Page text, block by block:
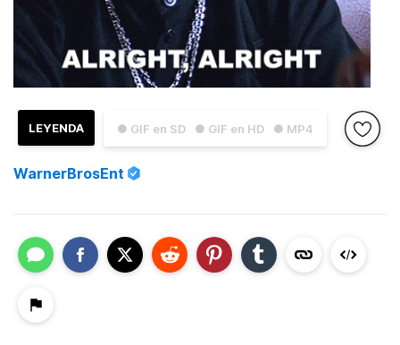
● GIF en SD ● GIF en HD ● MP4
LEYENDA
WarnerBrosEnt